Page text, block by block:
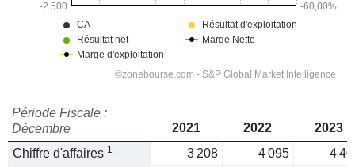
Période Fiscale :
Décembre
2021 2022
2023
Chiffre d'affaires 1 3 208 4 095 4